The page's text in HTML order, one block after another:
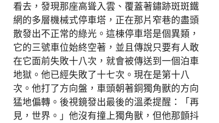
看去，發現那座高聳入雲、覆蓋著鏽跡斑斑鐵
網的多層機械式停車塔，正在那片窄巷的盡頭
散發出不正常的綠光。這棟停車塔是個異類，
它的三號車位始終空著，並且傳說只要有人敢
在它面前失敗十八次，就會被傳送到一個泊車
地獄。他已經失敗了十七次。現在是第十八
次。他打了方向盤，車頭朝著銅獨角獸的方向
猛地偏轉。後視鏡發出最後的溫柔提醒：「再
見，世界。」他沒有撞上獨角獸，但他那顫抖